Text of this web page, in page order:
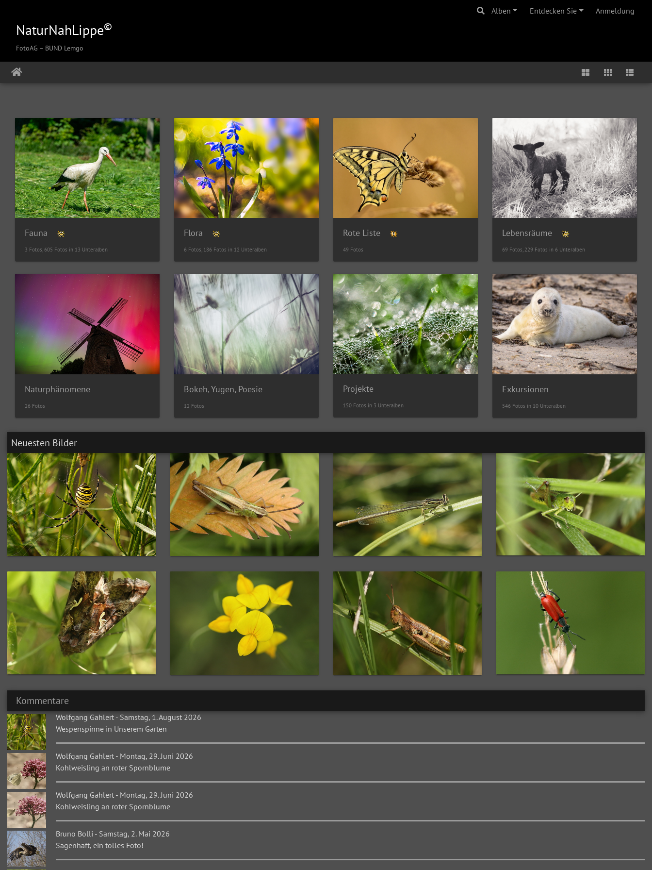
Alben Entdecken Sie Anmeldung
NaturNahLippe©
FotoAG – BUND Lemgo
Fauna
3 Fotos, 605 Fotos in 13 Unteralben
Flora
6 Fotos, 186 Fotos in 12 Unteralben
Rote Liste
49 Fotos
Lebensräume
69 Fotos, 229 Fotos in 6 Unteralben
Naturphänomene
26 Fotos
Bokeh, Yugen, Poesie
12 Fotos
Projekte
150 Fotos in 3 Unteralben
Exkursionen
546 Fotos in 10 Unteralben
Neuesten Bilder
Kommentare
Wolfgang Gahlert - Samstag, 1. August 2026
Wespenspinne in Unserem Garten
Wolfgang Gahlert - Montag, 29. Juni 2026
Kohlweisling an roter Spornblume
Wolfgang Gahlert - Montag, 29. Juni 2026
Kohlweisling an roter Spornblume
Bruno Bolli - Samstag, 2. Mai 2026
Sagenhaft, ein tolles Foto!